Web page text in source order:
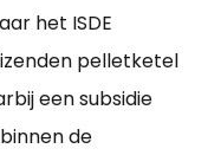
het ISDE
pelletketel
een subsidie
de